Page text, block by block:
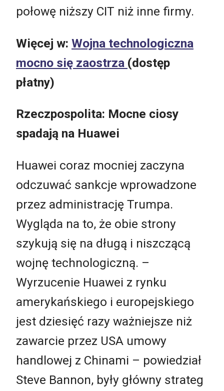
połowę niższy CIT niż inne firmy.
Więcej w: Wojna technologiczna
mocno się zaostrza (dostęp
płatny)
Rzeczpospolita: Mocne ciosy
spadają na Huawei
Huawei coraz mocniej zaczyna
odczuwać sankcje wprowadzone
przez administrację Trumpa.
Wygląda na to, że obie strony
szykują się na długą i niszczącą
wojnę technologiczną. –
Wyrzucenie Huawei z rynku
amerykańskiego i europejskiego
jest dziesięć razy ważniejsze niż
zawarcie przez USA umowy
handlowej z Chinami – powiedział
Steve Bannon, były główny strateg